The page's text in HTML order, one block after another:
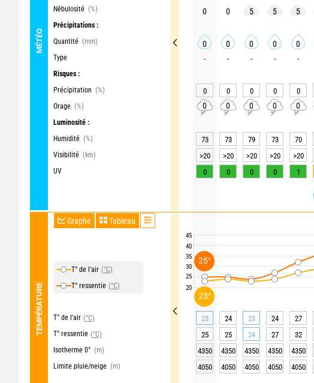
MÉTÉO
Nébulosité (%)
Précipitations :
Quantité (mm)
Type
Risques :
Précipitation (%)
Orage (%)
Luminosité :
Humidité (%)
Visibilité (km)
UV
TEMPÉRATURE
Graphe Tableau
T° de l'air (°C)
T° ressentie (°C)
T° de l'air (°C)
T° ressentie (°C)
Isotherme 0° (m)
Limite pluie/neige (m)
45
40
35
30
25
20
0 0 5 5 5
0 0 0 0 0
- - - - -
0 0 0 0 0
0 0 0 0 0
73 73 79 73 70
>20
>20 >20 >20 >20
0
0 0 0 1
23 24 23 24 27
25
25 24 27 32
4350
4350 4350 4350 4350
4050
4050 4050 4050 4050
23°
25°